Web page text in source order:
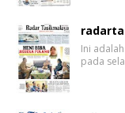
Ini
pada